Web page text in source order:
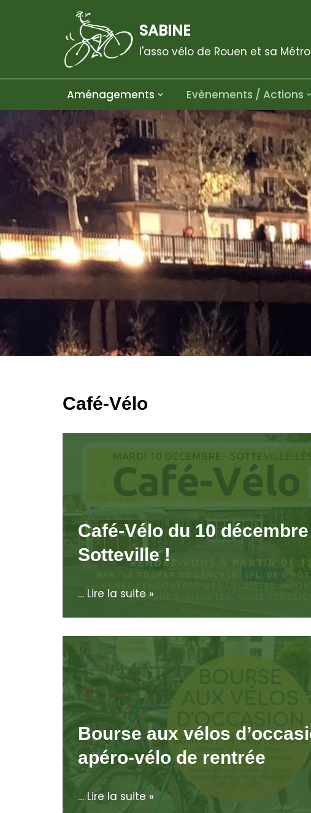
SABINE
l'asso vélo de Rouen et sa
Aménagements Evènements / Actions
Café-Vélo
Café-Vélo du 10
Sotteville !
… Lire la suite »
Bourse aux vélos
apéro-vélo de rentrée
… Lire la suite »